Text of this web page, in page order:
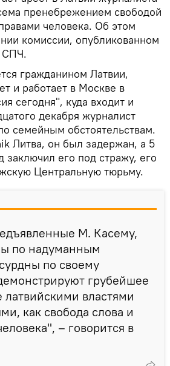
пренебрежением свободой
человека. Об этом
комиссии, опубликованном
СПЧ.
гражданином Латвии,
и работает в Москве в
сегодня", куда входит и
декабря журналист
семейным обстоятельствам.
Литва, он был задержан, а 5
заключил его под стражу, его
Центральную тюрьму.
М. Касему,
по надуманным
по своему
грубейшее
властями
как свобода слова и
– говорится в